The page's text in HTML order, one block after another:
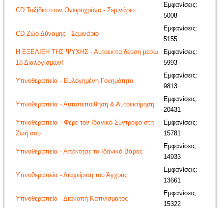
CD Ταξίδια στον Ονειροχρόνο - Σεμινάριο
Εμφανίσεις:
5008
CD Ζώο Δύναμης - Σεμινάριο
Εμφανίσεις:
5155
Η ΕΞΕΛΙΞΗ ΤΗΣ ΨΥΧΗΣ - Αυτοεκπαίδευση μέσω
18 Διαλογισμών!
Εμφανίσεις:
5993
Υπνοθεραπεία - Ευλογημένη Γονημότητα
Εμφανίσεις:
9813
Υπνοθεραπεία - Αυτοπεποίθηση & Αυτοεκτίμηση
Εμφανίσεις:
20431
Υπνοθεραπεία - Φέρε τον Ιδανικό Σύντροφο στη
Ζωή σου
Εμφανίσεις:
15781
Υπνοθεραπεία - Απέκτησε το Ιδανικό Βάρος
Εμφανίσεις:
14933
Υπνοθεραπεία - Διαχείριση του Άγχους
Εμφανίσεις:
13661
Υπνοθεραπεία - Διακοπή Καπνίσματος
Εμφανίσεις:
15322